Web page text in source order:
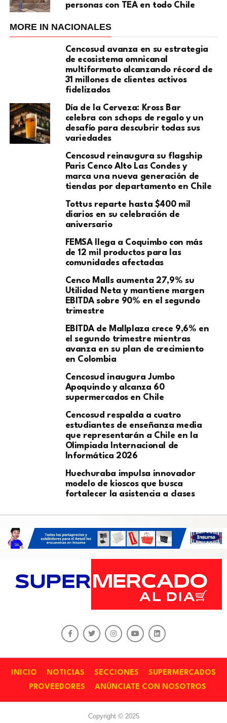
personas con TEA en todo Chile
MORE IN NACIONALES
Cencosud avanza en su estrategia
de ecosistema omnicanal
multiformato alcanzando récord de
31 millones de clientes activos
fidelizados
Día de la Cerveza: Kross Bar
celebra con schops de regalo y un
desafío para descubrir todas sus
variedades
Cencosud reinaugura su flagship
Paris Cenco Alto Las Condes y
marca una nueva generación de
tiendas por departamento en Chile
Tottus reparte hasta $400 mil
diarios en su celebración de
aniversario
FEMSA llega a Coquimbo con más
de 12 mil productos para las
comunidades afectadas
Cenco Malls aumenta 27,9% su
Utilidad Neta y mantiene margen
EBITDA sobre 90% en el segundo
trimestre
EBITDA de Mallplaza crece 9,6% en
el segundo trimestre mientras
avanza en su plan de crecimiento
en Colombia
Cencosud inaugura Jumbo
Apoquindo y alcanza 60
supermercados en Chile
Cencosud respalda a cuatro
estudiantes de enseñanza media
que representarán a Chile en la
Olimpiada Internacional de
Informática 2026
Huechuraba impulsa innovador
modelo de kioscos que busca
fortalecer la asistencia a clases
INICIO NOTICIAS SECCIONES
SUPERMERCADOS
PROVEEDORES
ANÚNCIATE CON NOSOTROS
Copyright © 2025